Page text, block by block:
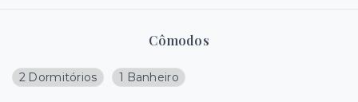
Cômodos
2 Dormitórios 1 Banheiro